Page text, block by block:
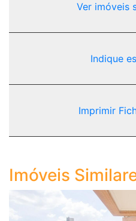
Ver imóveis
Indique
Imprimir
Imóveis